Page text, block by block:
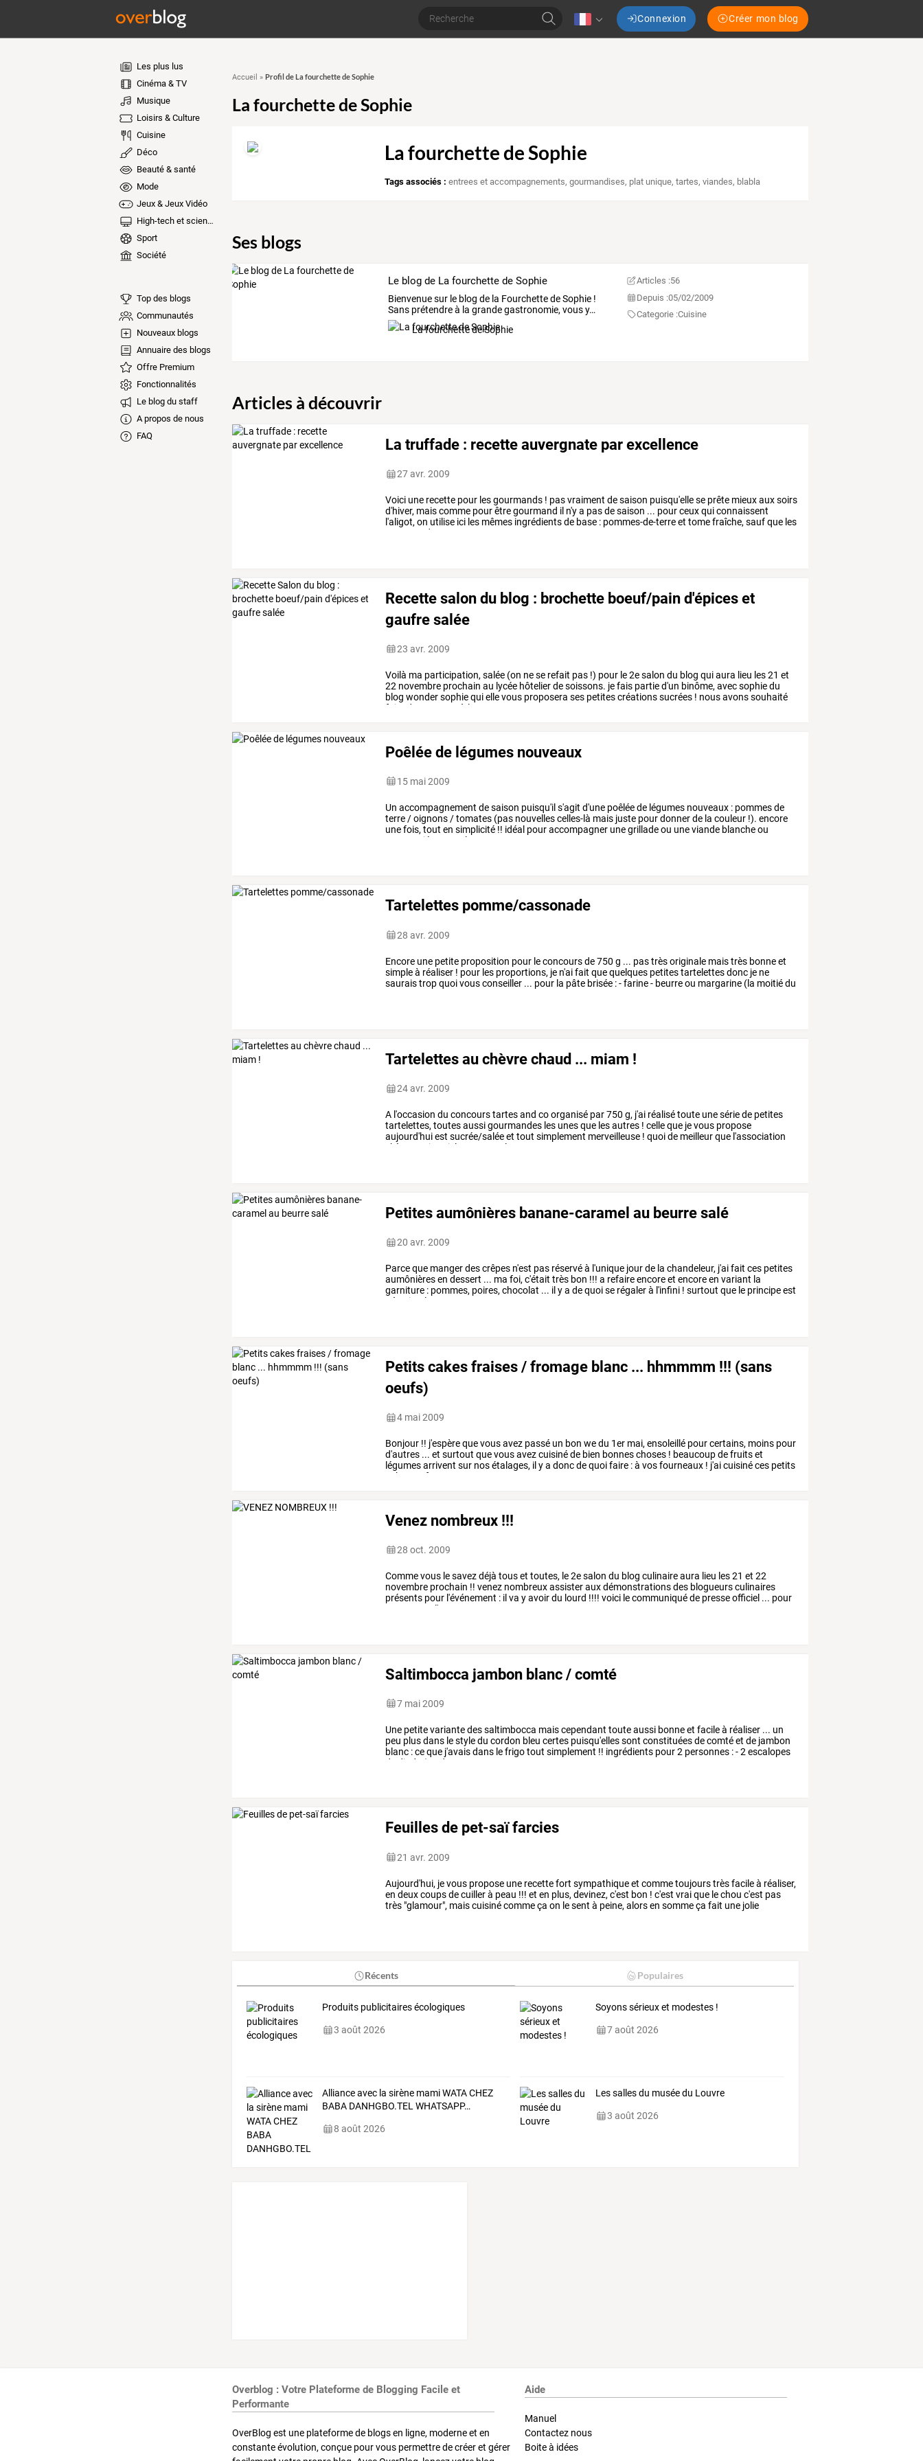
Connexion Créer mon blog
Les plus lus
Cinéma & TV
Musique
Loisirs & Culture
Cuisine
Déco
Beauté & santé
Mode
Jeux & Jeux Vidéo
High-tech et sciences
Sport
Société
Top des blogs
Communautés
Nouveaux blogs
Annuaire des blogs
Offre Premium
Fonctionnalités
Le blog du staff
A propos de nous
FAQ
Accueil » Profil de La fourchette de Sophie
La fourchette de Sophie
La fourchette de Sophie
Tags associés : entrees et accompagnements,gourmandises, plat unique,tartes,viandes, blabla
Ses blogs
Le blog de La fourchette de Sophie
Bienvenuesurleblog dela FourchettedeSophie!
Sansprétendreà la grandegastronomie,vousy…
La fourchette de Sophie
Articles :56
Depuis :05/02/2009
Categorie :Cuisine
Articles à découvrir
La truffade : recette auvergnate par excellence
27 avr. 2009
Voici une recette pour lesgourmands ! pasvraiment desaison puisqu'ellese prête mieuxauxsoirs
d'hiver, maiscomme pourêtregourmand il n'ya pasdesaison ... pourceuxquiconnaissent
l'aligot, on utilise ici les mêmes ingrédientsde base : pommes-de-terreet tomefraîche, saufque les
pommes-de-terre
Recette salon du blog : brochette boeuf/pain d'épices et
gaufre salée
23 avr. 2009
Voilà ma participation, salée (on nese refait pas !) pour le2esalon du blog quiaura lieu les21 et
22 novembre prochain au lycée hôtelierdesoissons. jefais partied'un binôme, avecsophiedu
blog wondersophiequiellevous proposera ses petitescréationssucrées ! nousavonssouhaité
faire
des à la
Poêlée de légumes nouveaux
15 mai 2009
Un accompagnement desaison puisqu'il s'agit d'une poêléede légumes nouveaux : pommesde
terre /oignons /tomates (pas nouvellescelles-là mais juste pourdonnerde la couleur !). encore
unefois, tout en simplicité !! idéal pouraccompagner unegrilladeou uneviande blancheou
si le le
Tartelettes pomme/cassonade
28 avr. 2009
Encore une petite proposition pour leconcoursde750 g ... pastrèsoriginale maistrès bonneet
simpleà réaliser ! pour les proportions, je n'aifait quequelques petitestartelettesdonc je ne
sauraistropquoivousconseiller ... pour la pâte brisée :-farine- beurreou margarine (la moitiédu
Tartelettes au chèvre chaud ... miam !
24 avr. 2009
A l'occasion du concourstartesand coorganisé par750 g, j'ai réalisétoute unesériede petites
tartelettes,toutesaussigourmandes les unesque lesautres ! celleque jevous propose
aujourd'huiest sucrée/saléeet tout simplement merveilleuse ! quoide meilleurque l'association
chèvre/noix/miel
les
Petites aumônières banane-caramel au beurre salé
20 avr. 2009
Parceque mangerdescrêpes n'est pas réservéà l'unique jourde la chandeleur, j'aifait ces petites
aumônièresen dessert ... ma foi,c'était très bon !!! a refaireencoreet encoreen variant la
garniture : pommes, poires,chocolat ... il ya dequoise régalerà l'infini ! surtout que le principeest
très
simple
Petits cakes fraises / fromage blanc ... hhmmmm !!! (sans
oeufs)
4 mai 2009
Bonjour !! j'espèrequevousavez passé un bon wedu 1er mai, ensoleillé pourcertains, moins pour
d'autres ... et surtout quevousavezcuisinéde bien bonneschoses ! beaucoupdefruitset
légumesarrivent sur nosétalages, il ya doncdequoifaire :à vosfourneaux ! j'aicuisinéces petits
cakes
fromage
Venez nombreux !!!
28 oct. 2009
Commevous lesavezdéjà touset toutes, le2esalon du blog culinaireaura lieu les21 et 22
novembre prochain !! venez nombreuxassisterauxdémonstrationsdes blogueursculinaires
présents pour l'événement : il va yavoirdu lourd !!!! voici lecommuniquéde presseofficiel ... pour
l'eau
Saltimbocca jambon blanc / comté
7 mai 2009
Une petitevariantedessaltimbocca maiscependant touteaussi bonneet facileà réaliser ... un
peu plusdans lestyledu cordon bleu certes puisqu'ellessont constituéesdecomtéet de jambon
blanc :ceque j'avaisdans lefrigotout simplement !! ingrédients pour2 personnes :-2 escalopes
de
dinde (ou de
Feuilles de pet-saï farcies
21 avr. 2009
Aujourd'hui, jevous propose une recettefort sympathiqueet commetoujourstrèsfacileà réaliser,
en deuxcoupsdecuillerà peau !!! et en plus, devinez, c'est bon ! c'est vraique lechou c'est pas
très "glamour", maiscuisinécommeça on lesent à peine, alorsen sommeça fait une jolie
Récents Populaires
Produits publicitaires écologiques
3 août 2026
Soyons sérieux et modestes !
7 août 2026
Allianceavecla sirènemamiWATACHEZ
BABADANHGBO.TELWHATSAPP…
8 août 2026
Les salles du musée du Louvre
3 août 2026
Overblog : Votre Plateforme de Blogging Facile et
Performante
OverBlog est une plateforme de blogs en ligne, moderne et en
constante évolution, conçue pour vous permettre de créer et gérer
Aide
Manuel
Contactez nous
Boite à idées